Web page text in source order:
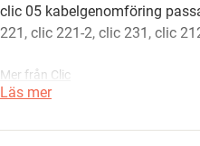
clic 05 kabelgenomföring
221, clic 221-2, clic 231, clic
Mer från Clic
Läs mer